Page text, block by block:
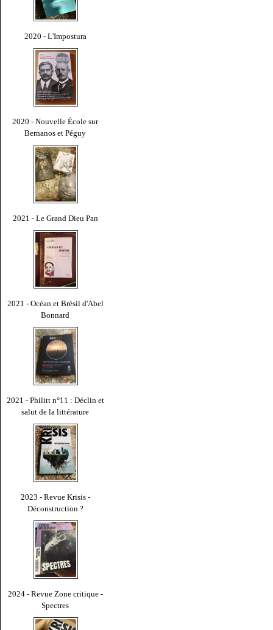
2020 - L'Impostura
2020 - Nouvelle École sur
Bernanos et Péguy
2021 - Le Grand Dieu Pan
2021 - Océan et Brésil d'Abel
Bonnard
2021 - Philitt n°11 : Déclin et
salut de la littérature
2023 - Revue Krisis -
Déconstruction ?
2024 - Revue Zone critique -
Spectres